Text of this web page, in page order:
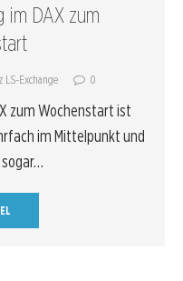
im DAX zum
LS-Exchange 0
zum Wochenstart ist
im Mittelpunkt und